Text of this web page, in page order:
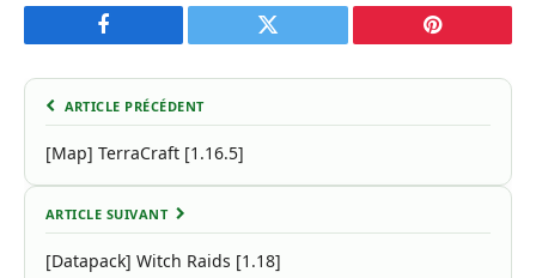
Facebook Twitter Pinterest
ARTICLE PRÉCÉDENT
[Map] TerraCraft [1.16.5]
ARTICLE SUIVANT
[Datapack] Witch Raids [1.18]